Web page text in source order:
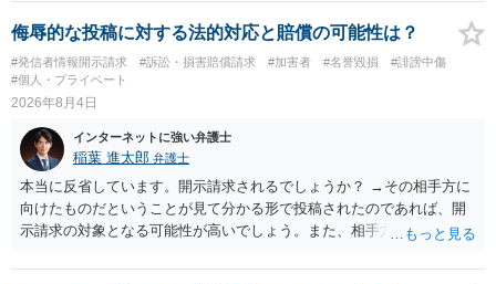
侮辱的な投稿に対する法的対応と賠償の可能性は？
#発信者情報開示請求 #訴訟・損害賠償請求 #加害者 #名誉毀損
#誹謗中傷
#個人・プライベート
2026年8月4日
インターネットに強い弁護士
稲葉 進太郎 弁護士
本当に反省しています。開示請求されるでしょうか？ →その相手方に
向けたものだということが見て分かる形で投稿されたのであれば、開
示請求の対象となる可能性が高いでしょう。また、相手方の投稿した
と存じます。発信者情報開示請求が進むと、投稿に使った回線の契約